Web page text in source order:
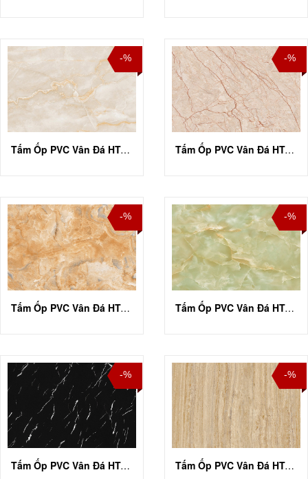
-%
Tấm Ốp PVC Vân Đá HT-A010
-%
Tấm Ốp PVC Vân Đá HT-A011
-%
Tấm Ốp PVC Vân Đá HT-A015
-%
Tấm Ốp PVC Vân Đá HT-A016
-%
Tấm Ốp PVC Vân Đá HT-A019
-%
Tấm Ốp PVC Vân Đá HT-A022